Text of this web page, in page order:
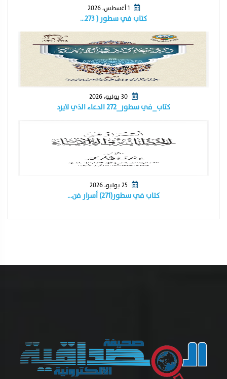
1 أغسطس، 2026
كتاب في سطور ( ٢٧٣…
كتاب_في سطور_٢٧٢ الدعاء الذي لايرد
كتاب في سطور(٢٧١) أسرار فن…